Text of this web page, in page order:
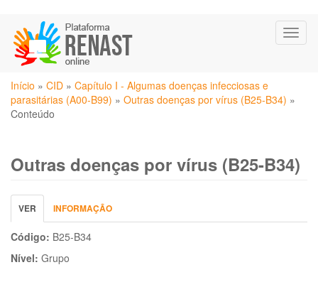
para
conteúdo
principal
Você
está
aqui
Início » CID » Capítulo I - Algumas doenças infecciosas e
parasitárias (A00-B99) » Outras doenças por vírus (B25-B34) »
Conteúdo
Outras doenças por vírus (B25-B34)
Abas
primárias
VER (ABA
ATIVA)
INFORMAÇÃO
Código: B25-B34
Nível: Grupo